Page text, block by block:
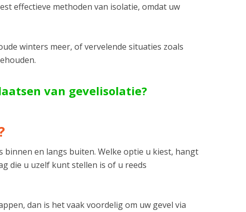
effectieve methoden van isolatie, omdat uw
winters meer, of vervelende situaties zoals
van gevelisolatie?
binnen en langs buiten. Welke optie u kiest, hangt
die u uzelf kunt stellen is of u reeds
dan is het vaak voordelig om uw gevel via